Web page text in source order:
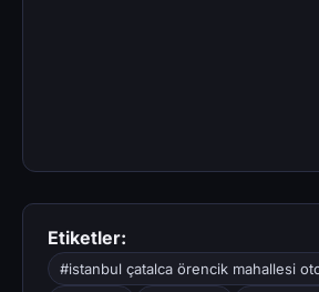
Etiketler:
#istanbul çatalca örencik mahallesi